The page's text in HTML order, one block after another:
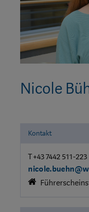
Nicole
Kontakt
T +43 7442 511-223